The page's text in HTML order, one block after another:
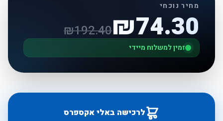
מחיר נוכחי
₪74.30
₪192.40
זמין למשלוח מיידי
לרכישה באלי אקספרס